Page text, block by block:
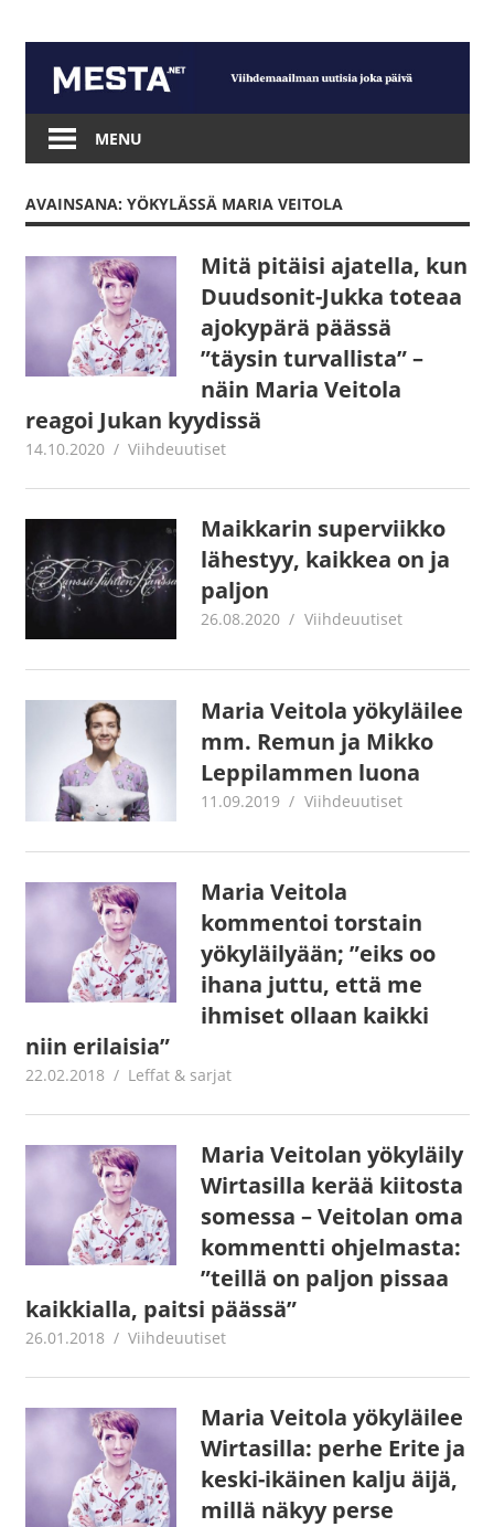
content
Mesta.net
MENU
AVAINSANA: YÖKYLÄSSÄ MARIA VEITOLA
Mitä pitäisi ajatella, kun
Duudsonit-Jukka toteaa
ajokypärä päässä
”täysin turvallista” –
näin Maria Veitola
reagoi Jukan kyydissä
14.10.2020 Juha Kaunisto
Viihdeuutiset
Maikkarin superviikko
lähestyy, kaikkea on ja
paljon
26.08.2020 Juha Kaunisto
Viihdeuutiset
Maria Veitola yökyläilee
mm. Remun ja Mikko
Leppilammen luona
11.09.2019 Juha Kaunisto
Viihdeuutiset
Maria Veitola
kommentoi torstain
yökyläilyään; ”eiks oo
ihana juttu, että me
ihmiset ollaan kaikki
niin erilaisia”
22.02.2018 Juha Kaunisto
Leffat & sarjat
Maria Veitolan yökyläily
Wirtasilla kerää kiitosta
somessa – Veitolan oma
kommentti ohjelmasta:
”teillä on paljon pissaa
kaikkialla, paitsi päässä”
26.01.2018 Juha Kaunisto
Viihdeuutiset
Maria Veitola yökyläilee
Wirtasilla: perhe Erite ja
keski-ikäinen kalju äijä,
millä näkyy perse